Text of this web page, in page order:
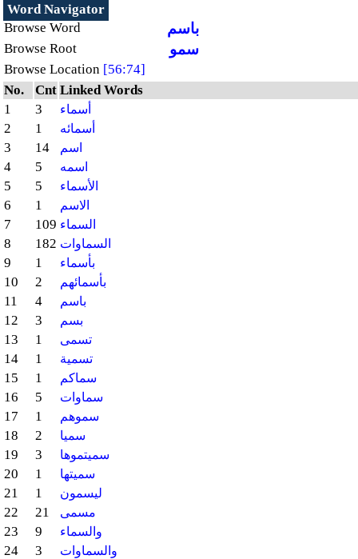
Word Navigator
Browse Word
باسم
Browse Root سمو
Browse Location [56:74]
No.
Cnt Linked Words
1
3 أسماء
2 1 أسمائه
3 14 اسم
4 5 اسمه
5 5 الأسماء
6 1 الاسم
7 109 السماء
8 182 السماوات
9 1 بأسماء
10 2 بأسمائهم
11 4 باسم
12 3 بسم
13 1 تسمى
14 1 تسمية
15 1 سماكم
16 5 سماوات
17 1 سموهم
18 2 سميا
19 3 سميتموها
20 1 سميتها
21 1 ليسمون
22 21 مسمى
23 9 والسماء
24 3 والسماوات